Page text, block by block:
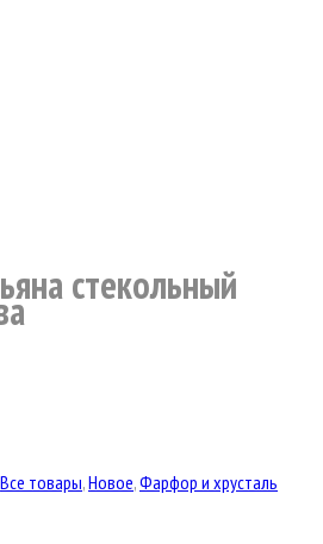
стекольный
Все товары,Новое,Фарфор и хрусталь